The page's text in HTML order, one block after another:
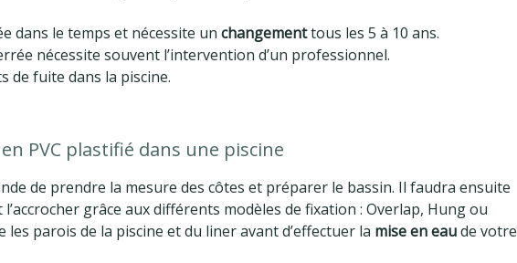
dans le temps et nécessite un changementtous les 5 à 10 ans.
nécessite souvent l’intervention d’un professionnel.
de fuite dans la piscine.
PVC plastifié dans une piscine
de prendre la mesure des côtes et préparer le bassin. Il faudra ensuite
grâce aux différents modèles de fixation : Overlap, Hung ou
parois de la piscine et du liner avant d’effectuer la mise en eaude votre